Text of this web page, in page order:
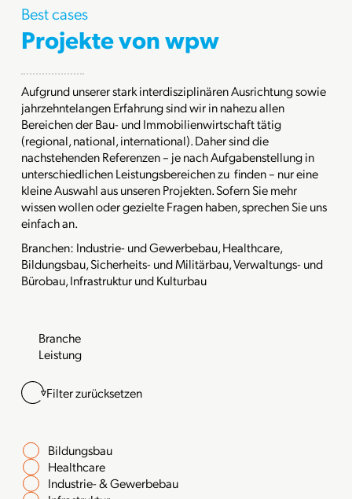
Best cases
Projekte von wpw
Aufgrund unserer stark interdisziplinären Ausrichtung sowie
jahrzehntelangen Erfahrung sind wir in nahezu allen
Bereichen der Bau- und Immobilienwirtschaft tätig
(regional, national, international). Daher sind die
nachstehenden Referenzen – je nach Aufgabenstellung in
unterschiedlichen Leistungsbereichen zu finden – nur eine
kleine Auswahl aus unseren Projekten. Sofern Sie mehr
wissen wollen oder gezielte Fragen haben, sprechen Sie uns
einfach an.
Branchen: Industrie- und Gewerbebau, Healthcare,
Bildungsbau, Sicherheits- und Militärbau, Verwaltungs- und
Bürobau, Infrastruktur und Kulturbau
Branche
Leistung
Filter zurücksetzen
Bildungsbau
Healthcare
Industrie- & Gewerbebau